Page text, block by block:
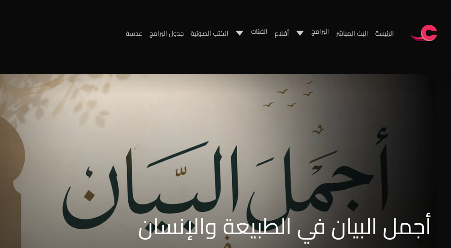
الرئيسة البث المباشر البرامج أفلام الفئات الكتب الصوتية جدول البرامج عدسة
أجمل البيان في الطبيعة والإنسان